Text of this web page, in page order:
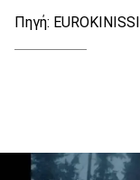
Πηγή: EUROKINISSI